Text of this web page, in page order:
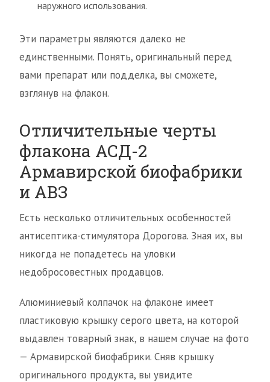
наружного использования.
Эти параметры являются далеко не
единственными. Понять, оригинальный перед
вами препарат или подделка, вы сможете,
взглянув на флакон.
Отличительные черты
флакона АСД-2
Армавирской биофабрики
и АВЗ
Есть несколько отличительных особенностей
антисептика-стимулятора Дорогова. Зная их, вы
никогда не попадетесь на уловки
недобросовестных продавцов.
Алюминиевый колпачок на флаконе имеет
пластиковую крышку серого цвета, на которой
выдавлен товарный знак, в нашем случае на фото
— Армавирской биофабрики. Сняв крышку
оригинального продукта, вы увидите